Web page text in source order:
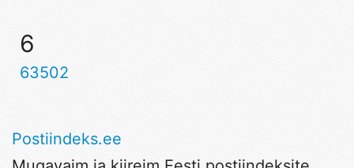
6
63502
Postiindeks.ee